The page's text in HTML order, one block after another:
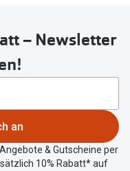
– Newsletter
an
& Gutscheine per
10% Rabatt* auf